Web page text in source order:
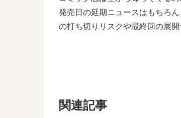
発売日の延期ニュースはもちろ
の打ち切りリスクや最終回の展
関連記事